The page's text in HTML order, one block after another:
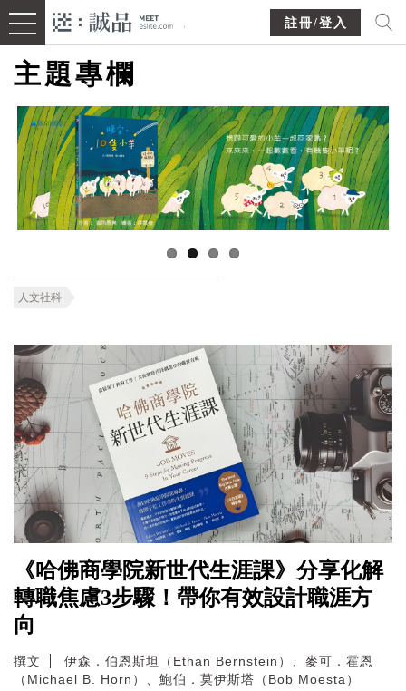
註冊/登入
主題專欄
人文社科
《哈佛商學院新世代生涯課》分享化解
轉職焦慮3步驟！帶你有效設計職涯方
向
撰文
伊森．伯恩斯坦（Ethan Bernstein）、麥可．霍恩
（Michael B. Horn）、鮑伯．莫伊斯塔（Bob Moesta）